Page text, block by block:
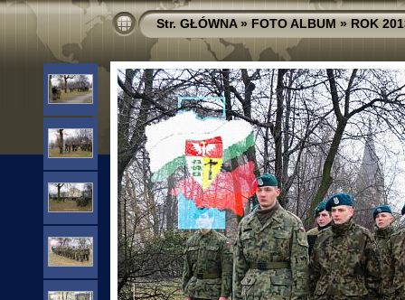
Str. GŁÓWNA»FOTO ALBUM»ROK